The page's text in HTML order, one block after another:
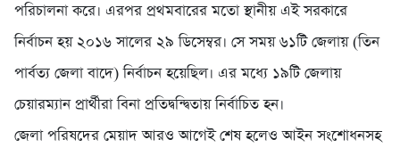
পরিচালনা করে। এরপর প্রথমবারের মতো স্থানীয় এই সরকারে
নির্বাচন হয় ২০১৬ সালের ২৯ ডিসেম্বর। সে সময় ৬১টি জেলায় (তিন
পার্বত্য জেলা বাদে) নির্বাচন হয়েছিল। এর মধ্যে ১৯টি জেলায়
চেয়ারম্যান প্রার্থীরা বিনা প্রতিদ্বন্দ্বিতায় নির্বাচিত হন।
জেলা পরিষদের মেয়াদ আরও আগেই শেষ হলেও আইন সংশোধনসহ